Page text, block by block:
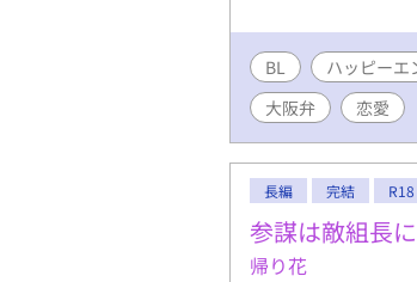
BL ハッピーエ
大阪弁
恋愛
長編 完結 R18
参謀は敵組長
帰り花